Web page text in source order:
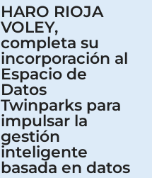
HARO RIOJA
VOLEY,
completa su
incorporación al
Espacio de
Datos
Twinparks para
impulsar la
gestión
inteligente
basada en datos